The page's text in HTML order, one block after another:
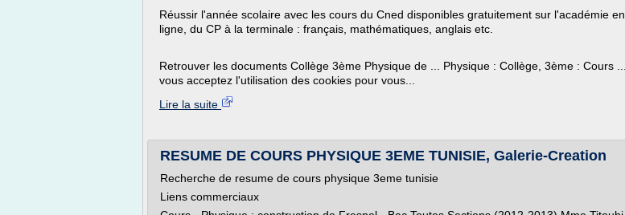
Réussir l'année scolaire avec les cours du Cned disponibles gratuitement sur l'académie en
ligne, du CP à la terminale : français, mathématiques, anglais etc.
Retrouver les documents Collège 3ème Physique de ... Physique : Collège, 3ème : Cours ...
vous acceptez l'utilisation des cookies pour vous...
Lire la suite
RESUME DE COURS PHYSIQUE 3EME TUNISIE, Galerie-Creation
Recherche de resume de cours physique 3eme tunisie
Liens commerciaux